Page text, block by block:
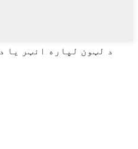
د لټون لپاره انټر یا د